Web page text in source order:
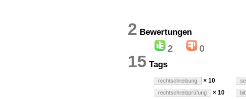
2 Bewertungen
2 0
15 Tags
rechtschreibung × 10
rechtschreibprüfung × 10